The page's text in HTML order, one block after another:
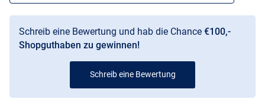
Schreib eine Bewertung und hab die Chance €100,-
Shopguthaben zu gewinnen!
Schreib eine Bewertung